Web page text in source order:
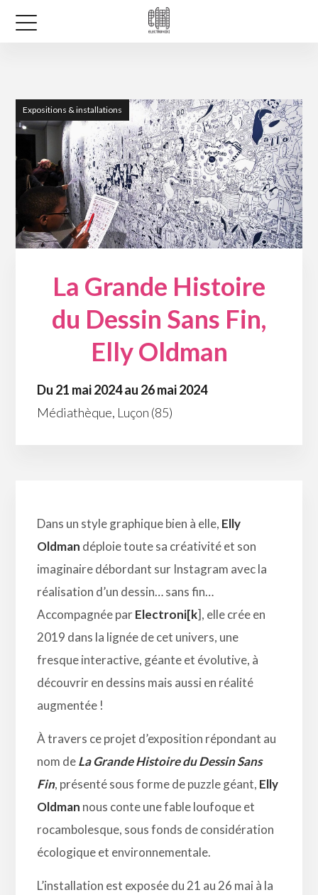
Expositions & installations
La Grande Histoire
du Dessin Sans Fin,
Elly Oldman
Du 21 mai 2024 au 26 mai 2024
Médiathèque, Luçon (85)
Dans un style graphique bien à elle, Elly
Oldman déploie toute sa créativité et son
imaginaire débordant sur Instagram avec la
réalisation d’un dessin… sans fin…
Accompagnée parElectroni[k], elle crée en
2019 dans la lignée de cet univers, une
fresque interactive, géante et évolutive, à
découvrir en dessins mais aussi en réalité
augmentée !
À travers ce projet d’exposition répondant au
nom deLa Grande Histoire du Dessin Sans
Fin, présenté sous forme de puzzle géant, Elly
Oldman nous conte une fable loufoque et
rocambolesque, sous fonds de considération
écologique et environnementale.
L’installation est exposée du 21 au 26 mai à la